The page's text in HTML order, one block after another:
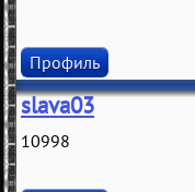
Профиль
slava03
10998